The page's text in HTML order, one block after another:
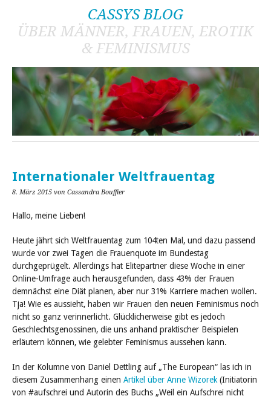
CASSYS BLOG
ÜBER MÄNNER, FRAUEN, EROTIK
& FEMINISMUS
Internationaler Weltfrauentag
8. März 2015 von Cassandra Bouffier
Hallo, meine Lieben!
Heute jährt sich Weltfrauentag zum 104ten Mal, und dazu passend
wurde vor zwei Tagen die Frauenquote im Bundestag
durchgeprügelt. Allerdings hat Elitepartner diese Woche in einer
Online-Umfrage auch herausgefunden, dass 43% der Frauen
demnächst eine Diät planen, aber nur 31% Karriere machen wollen.
Tja! Wie es aussieht, haben wir Frauen den neuen Feminismus noch
nicht so ganz verinnerlicht. Glücklicherweise gibt es jedoch
Geschlechtsgenossinen, die uns anhand praktischer Beispielen
erläutern können, wie gelebter Feminismus aussehen kann.
In der Kolumne von Daniel Dettling auf „The European“ las ich in
diesem Zusammenhang einen Artikel über Anne Wizorek (Initiatorin
von #aufschrei und Autorin des Buchs „Weil ein Aufschrei nicht